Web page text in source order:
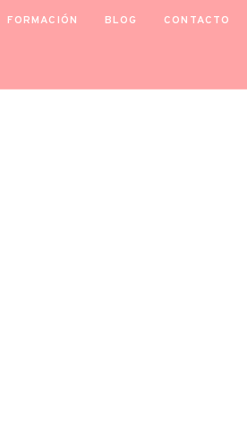
FORMACIÓN BLOG CONTACTO